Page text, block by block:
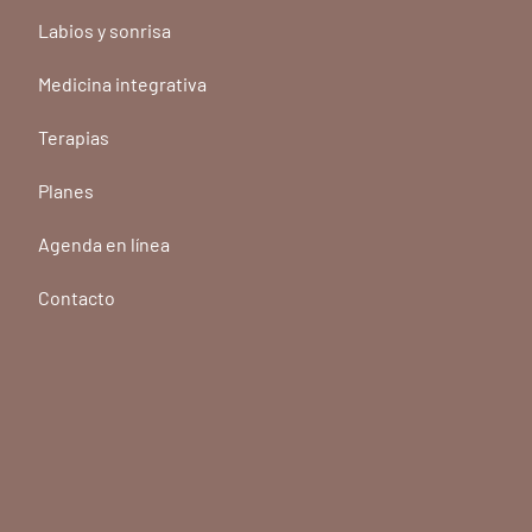
comprando.
Labios y sonrisa
Medicina integrativa
Terapias
Planes
Agenda en línea
Contacto